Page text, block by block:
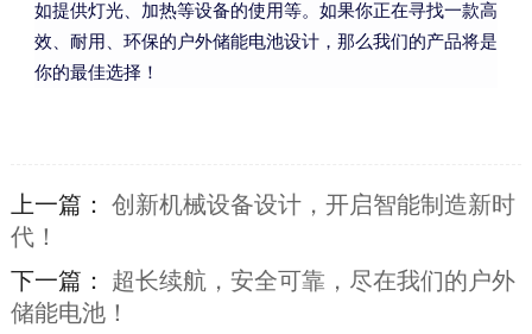
如提供灯光、加热等设备的使用等。如果你正在寻找一款高
效、耐用、环保的户外储能电池设计，那么我们的产品将是
你的最佳选择！
上一篇： 创新机械设备设计，开启智能制造新时
代！
下一篇： 超长续航，安全可靠，尽在我们的户外
储能电池！